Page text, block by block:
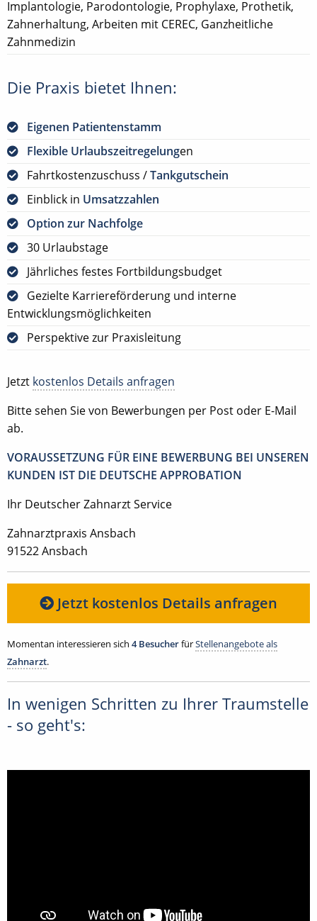
Implantologie, Parodontologie, Prophylaxe, Prothetik,
Zahnerhaltung, Arbeiten mit CEREC, Ganzheitliche
Zahnmedizin
Die Praxis bietet Ihnen:
Eigenen Patientenstamm
Flexible Urlaubszeitregelungen
Fahrtkostenzuschuss /Tankgutschein
Einblick in Umsatzzahlen
Option zur Nachfolge
30 Urlaubstage
Jährliches festes Fortbildungsbudget
Gezielte Karriereförderung und interne
Entwicklungsmöglichkeiten
Perspektive zur Praxisleitung
Jetzt kostenlos Details anfragen
Bitte sehen Sie von Bewerbungen per Post oder E-Mail
ab.
VORAUSSETZUNG FÜR EINE BEWERBUNG BEI UNSEREN
KUNDEN IST DIE DEUTSCHE APPROBATION
Ihr Deutscher Zahnarzt Service
Zahnarztpraxis Ansbach
91522 Ansbach
Jetzt kostenlos Details anfragen
Momentan interessieren sich 4 BesucherfürStellenangebote als
Zahnarzt.
In wenigen Schritten zu Ihrer Traumstelle
- so geht's: